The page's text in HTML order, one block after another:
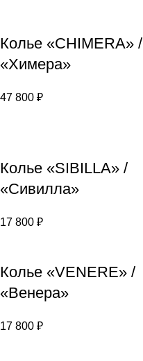
Колье «CHIMERA» /
«Химера»
47 800 ₽
Колье «SIBILLA» /
«Сивилла»
17 800 ₽
Колье «VENERE» /
«Венера»
17 800 ₽